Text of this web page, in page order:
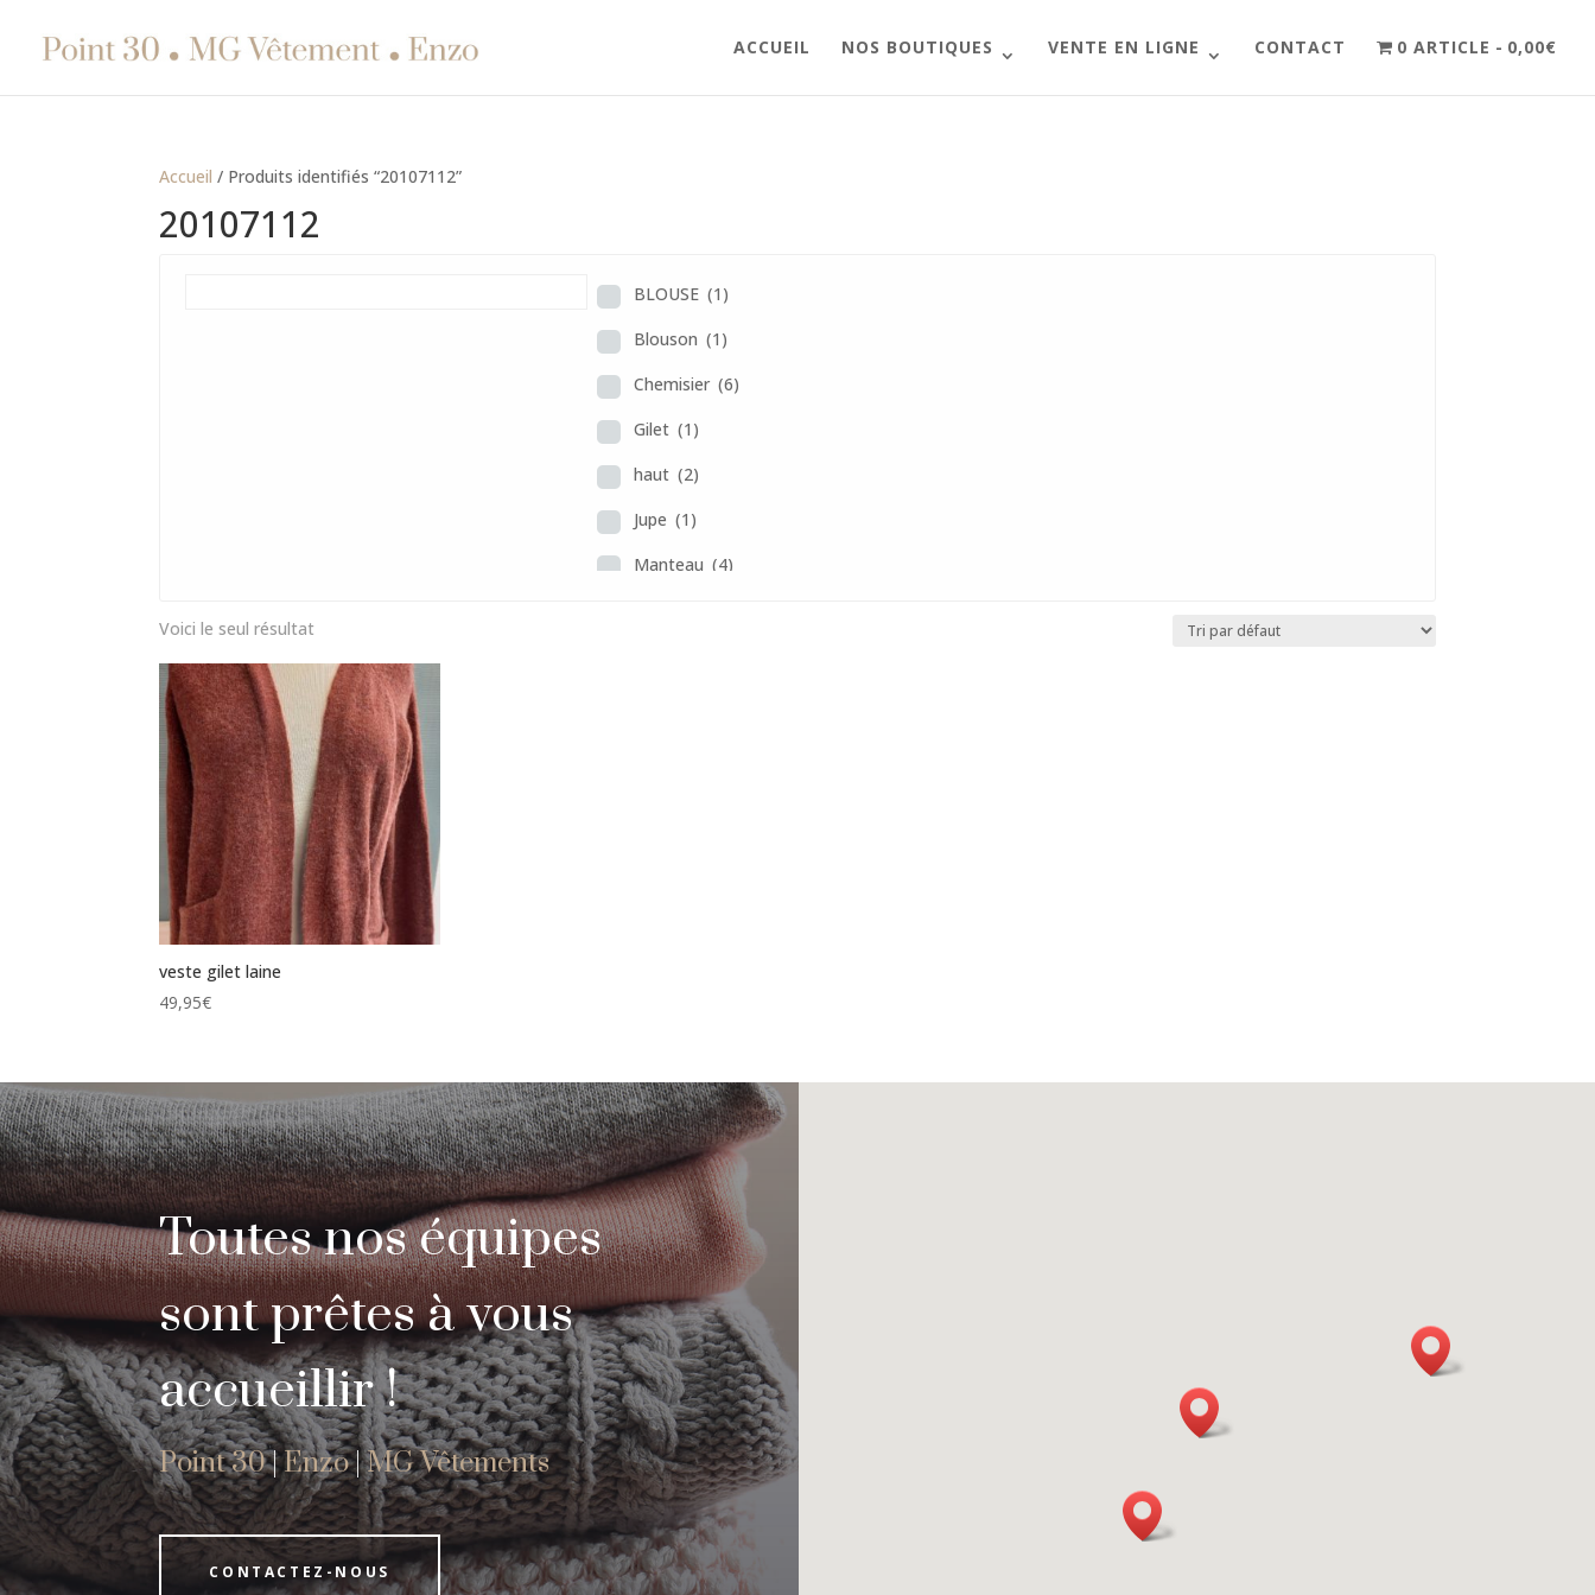
ACCUEIL NOS BOUTIQUES VENTE EN LIGNE CONTACT 0 ARTICLE 0,00€
Accueil / Produits identifiés “20107112”
20107112
BLOUSE (1)
Blouson (1)
Chemisier (6)
Gilet (1)
haut (2)
Jupe (1)
Manteau (4)
Voici le seul résultat
veste gilet laine
49,95€
Toutes nos équipes
sont prêtes à vous
accueillir !
Point 30|Enzo|MG Vêtements
CONTACTEZ-NOUS